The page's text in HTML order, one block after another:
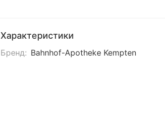
Характеристики
Бренд: Bahnhof-Apotheke Kempten